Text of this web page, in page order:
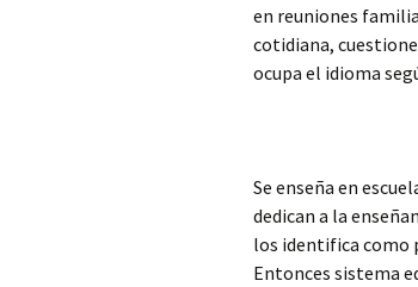
en reuniones
cotidiana,
ocupa el idioma
Se enseña en
dedican a la
los identifica como
Entonces sistema